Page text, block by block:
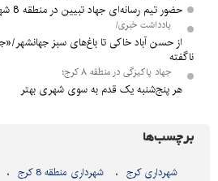
حضور تیم رسانه‌ای جهاد تبیین در منطقه 8 شهرداری کرج
یادداشت خبری/
از حسن آباد خاکی تا باغ‌های سبز جهانشهر/
ناگفته
جهاد پاکیزگی در منطقه ۸ کرج؛
هر پنج‌شنبه یک قدم به سوی شهری بهتر
برچسب‌ها
شهرداری کرج شهرداری منطقه 8 کرج